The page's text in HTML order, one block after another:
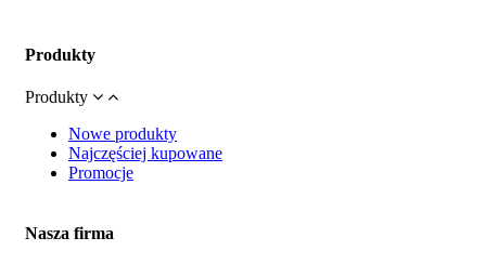
Produkty
Produkty
Nowe produkty
Najczęściej kupowane
Promocje
Nasza firma